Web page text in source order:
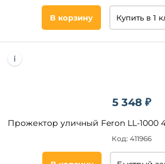
В корзину Купить в 1
5 348 ₽
Прожектор уличный Feron LL-1000
Код: 411966